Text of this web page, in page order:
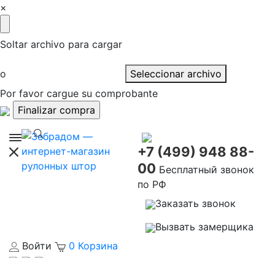
×
Soltar archivo para cargar
o
Seleccionar archivo
Por favor cargue su comprobante
+7 (499) 948 88-
00 Бесплатный звонок
по РФ
Заказать звонок
Вызвать замерщика
Войти
0 Корзина